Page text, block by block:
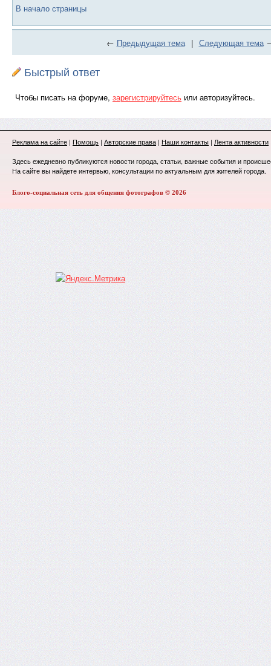
В начало страницы
← Предыдущая тема | Следующая тема
Быстрый ответ
Чтобы писать на форуме, зарегистрируйтесь или авторизуйтесь.
Реклама на сайте | Помощь | Авторские права | Наши контакты | Лента активности
Здесь ежедневно публикуются новости города, статьи, важные события и
На сайте вы найдете интервью, консультации по актуальным для жителей города.
Блого-социальная сеть для общения фотографов © 2026